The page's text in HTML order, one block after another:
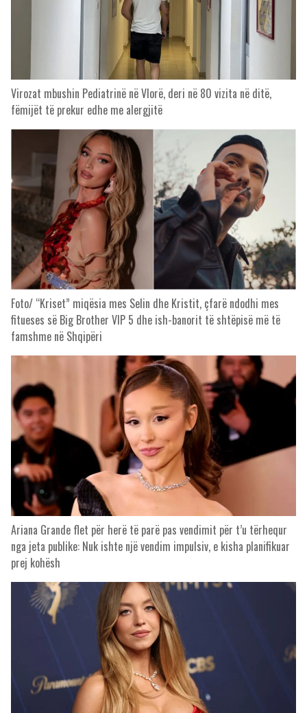
Virozat mbushin Pediatrinë në Vlorë, deri në 80 vizita në ditë,
fëmijët të prekur edhe me alergjitë
Foto/ “Kriset” miqësia mes Selin dhe Kristit, çfarë ndodhi mes
fitueses së Big Brother VIP 5 dhe ish-banorit të shtëpisë më të
famshme në Shqipëri
Ariana Grande flet për herë të parë pas vendimit për t’u tërhequr
nga jeta publike: Nuk ishte një vendim impulsiv, e kisha planifikuar
prej kohësh